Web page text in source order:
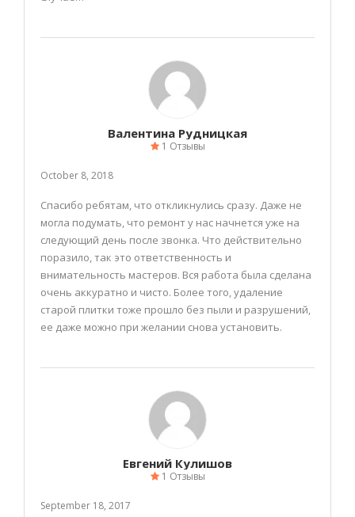
Валентина Рудницкая
1 Отзывы
October 8, 2018
Спасибо ребятам, что откликнулись сразу. Даже не
могла подумать, что ремонт у нас начнется уже на
следующий день после звонка. Что действительно
поразило, так это ответственность и
внимательность мастеров. Вся работа была сделана
очень аккуратно и чисто. Более того, удаление
старой плитки тоже прошло без пыли и разрушений,
ее даже можно при желании снова установить.
Евгений Кулишов
1 Отзывы
September 18, 2017